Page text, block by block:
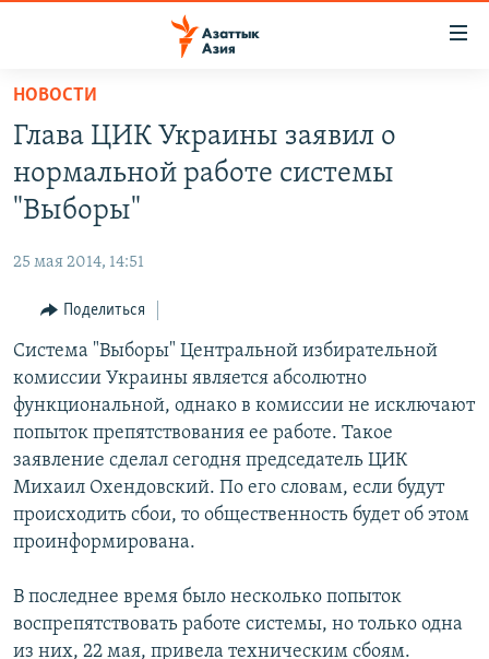
Вернуться
основному
содержанию
Вернутся
главной
Вернутся
поиску
КЫРГЫЗСТАН
ТАДЖИКИСТАН
ВОЙНА В УКРАИНЕ
КЫРГЫЗЧА
ЎЗБЕКЧА
TÜRKMENÇE
Все сайты РСЕ/РС
НОВОСТИ
Глава ЦИК Украины заявил о
нормальной работе системы
"Выборы"
25 мая 2014, 14:51
Поделиться
Система "Выборы" Центральной избирательной
комиссии Украины является абсолютно
функциональной, однако в комиссии не исключают
попыток препятствования ее работе. Такое
заявление сделал сегодня председатель ЦИК
Михаил Охендовский. По его словам, если будут
происходить сбои, то общественность будет об этом
проинформирована.
В последнее время было несколько попыток
воспрепятствовать работе системы, но только одна
из них, 22 мая, привела техническим сбоям.